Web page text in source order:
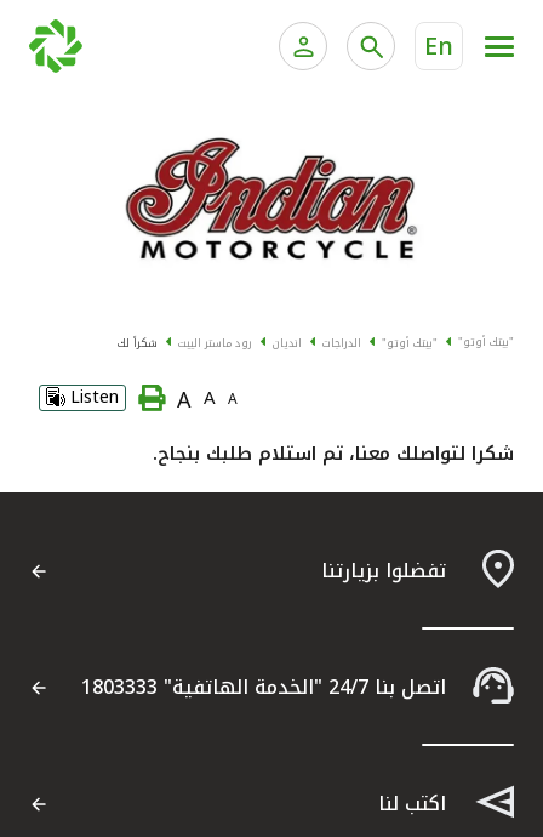
En
الخدمات المصرفية الإلكترونية للأفراد
الخدمات المصرفية الإلكترونية للشركات
جميع السيارات
مواقع الفروع وأجهزة الصرف الآلي
ماليزيا
"بيتك أوتو" "بيتك أوتو" الدراجات انديان رود ماستر الييت شكراً لك
A
A
A
Listen
شكرا لتواصلك معنا، تم استلام طلبك بنجاح.
تفضلوا بزيارتنا
اتصل بنا 24/7 "الخدمة الهاتفية" 1803333
اكتب لنا